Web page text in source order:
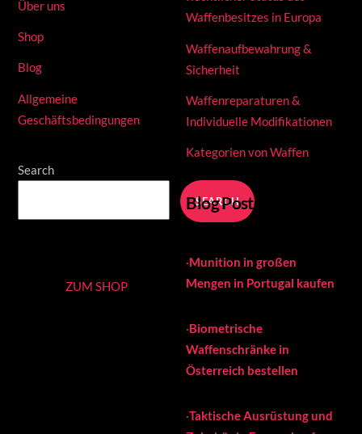
Über uns
Shop
Blog
Allgemeine
Geschäftsbedingungen
Search
SEARCH
Waffenbesitzes in Europa
Waffenaufbewahrung &
Sicherheit
Waffenreparaturen &
Individuelle Modifikationen
Kategorien von Waffen
Blog Posts
ZUM SHOP
·Munition in großen
Mengen in Portugal kaufen
·Biometrische
Waffenschränke in
Österreich bestellen
·Taktische Ausrüstung und